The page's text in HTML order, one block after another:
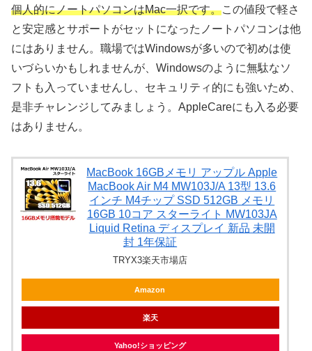
個人的にノートパソコンはMac一択です。この値段で軽さ
と安定感とサポートがセットになったノートパソコンは他
にはありません。職場ではWindowsが多いので初めは使
いづらいかもしれませんが、Windowsのように無駄なソ
フトも入っていませんし、セキュリティ的にも強いため、
是非チャレンジしてみましょう。AppleCareにも入る必要
はありません。
MacBook 16GBメモリ アップル Apple
MacBook Air M4 MW103J/A 13型 13.6
インチ M4チップ SSD 512GB メモリ
16GB 10コア スターライト MW103JA
Liquid Retina ディスプレイ 新品 未開
封 1年保証
TRYX3楽天市場店
Amazon
楽天
Yahoo!ショッピング